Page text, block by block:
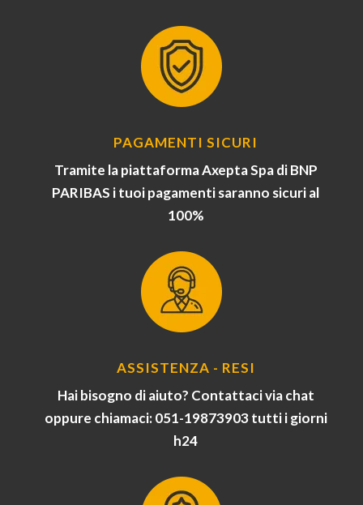
PAGAMENTI SICURI
Tramite la piattaforma Axepta Spa di BNP
PARIBAS i tuoi pagamenti saranno sicuri al
100%
ASSISTENZA - RESI
Hai bisogno di aiuto? Contattaci via chat
oppure chiamaci: 051-19873903 tutti i giorni
h24